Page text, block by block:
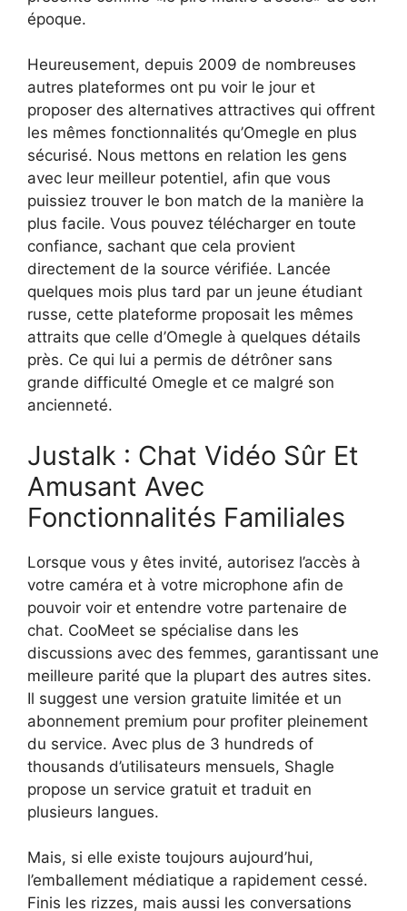
époque.
Heureusement, depuis 2009 de nombreuses
autres plateformes ont pu voir le jour et
proposer des alternatives attractives qui offrent
les mêmes fonctionnalités qu’Omegle en plus
sécurisé. Nous mettons en relation les gens
avec leur meilleur potentiel, afin que vous
puissiez trouver le bon match de la manière la
plus facile. Vous pouvez télécharger en toute
confiance, sachant que cela provient
directement de la source vérifiée. Lancée
quelques mois plus tard par un jeune étudiant
russe, cette plateforme proposait les mêmes
attraits que celle d’Omegle à quelques détails
près. Ce qui lui a permis de détrôner sans
grande difficulté Omegle et ce malgré son
ancienneté.
Justalk : Chat Vidéo Sûr Et
Amusant Avec
Fonctionnalités Familiales
Lorsque vous y êtes invité, autorisez l’accès à
votre caméra et à votre microphone afin de
pouvoir voir et entendre votre partenaire de
chat. CooMeet se spécialise dans les
discussions avec des femmes, garantissant une
meilleure parité que la plupart des autres sites.
Il suggest une version gratuite limitée et un
abonnement premium pour profiter pleinement
du service. Avec plus de 3 hundreds of
thousands d’utilisateurs mensuels, Shagle
propose un service gratuit et traduit en
plusieurs langues.
Mais, si elle existe toujours aujourd’hui,
l’emballement médiatique a rapidement cessé.
Finis les rizzes, mais aussi les conversations